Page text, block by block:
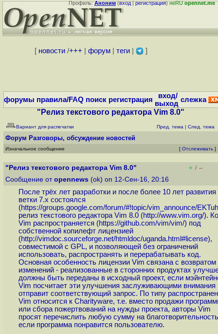
Профиль:Аноним(вход|регистрация)неRUopennet.me
[ новости/+++ форум| теги| ]
форумы правила/FAQ поиск регистрация
вход/
выход слежка
"Релиз текстового редактора Vim 8.0"
Вариант для распечатки Пред. тема | След. тема
Форум Разговоры, обсуждение новостей
Изначальное сообщение [ Отслеживать ]
"Релиз текстового редактора Vim 8.0" + / –
Сообщение от opennews (ok) on 12-Сен-16, 20:16
После трёх лет разработки и после более 10 лет развития
ветки 7.x состоялся
(https://groups.google.com/forum/#!topic/vim_announce/
релиз текстового редактора Vim 8.0 (http://www.vim.org/).
Vim распространяется (https://github.com/vim/vim/) под
собственной копилефт лицензией
(http://vimdoc.sourceforge.net/htmldoc/uganda.html#license),
совместимой с GPL, и позволяющей без ограничений
использовать, распространять и перерабатывать код.
Основная особенность лицензии Vim связана с возвратом
изменений - реализованные в сторонних продуктах
должны быть переданы в исходный проект, если
Vim посчитает эти улучшения заслуживающими внимания
отправит соответствующий запрос. По типу
Vim относится к Сharityware, т.е. вместо продажи
или сбора пожертвований на нужды проекта, авторы Vim
просят перечислить любую сумму на
если программа понравится пользователю.